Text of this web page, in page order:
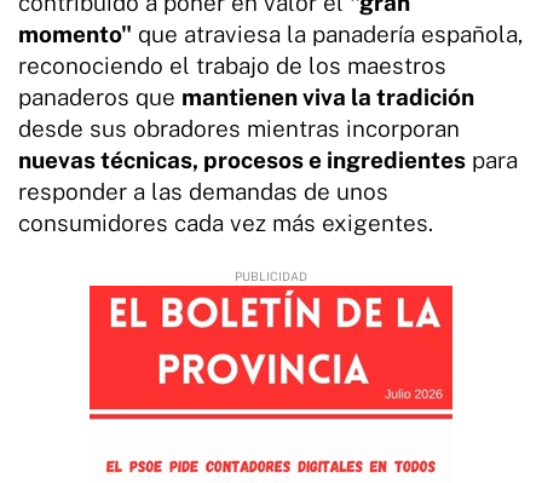
momento" que atraviesa la panadería española,
reconociendo el trabajo de los maestros
panaderos que mantienen viva la tradición
desde sus obradores mientras incorporan
nuevas técnicas, procesos e ingredientes para
responder a las demandas de unos
consumidores cada vez más exigentes.